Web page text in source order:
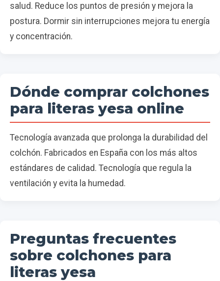
salud. Reduce los puntos de presión y mejora la
postura. Dormir sin interrupciones mejora tu energía
y concentración.
Dónde comprar colchones
para literas yesa online
Tecnología avanzada que prolonga la durabilidad del
colchón. Fabricados en España con los más altos
estándares de calidad. Tecnología que regula la
ventilación y evita la humedad.
Preguntas frecuentes
sobre colchones para
literas yesa